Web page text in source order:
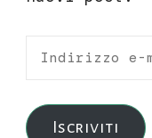
Indirizzo
mail
Iscriviti